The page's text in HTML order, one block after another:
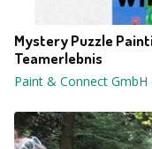
Mystery Puzzle
Teamerlebnis
Paint & Connect GmbH